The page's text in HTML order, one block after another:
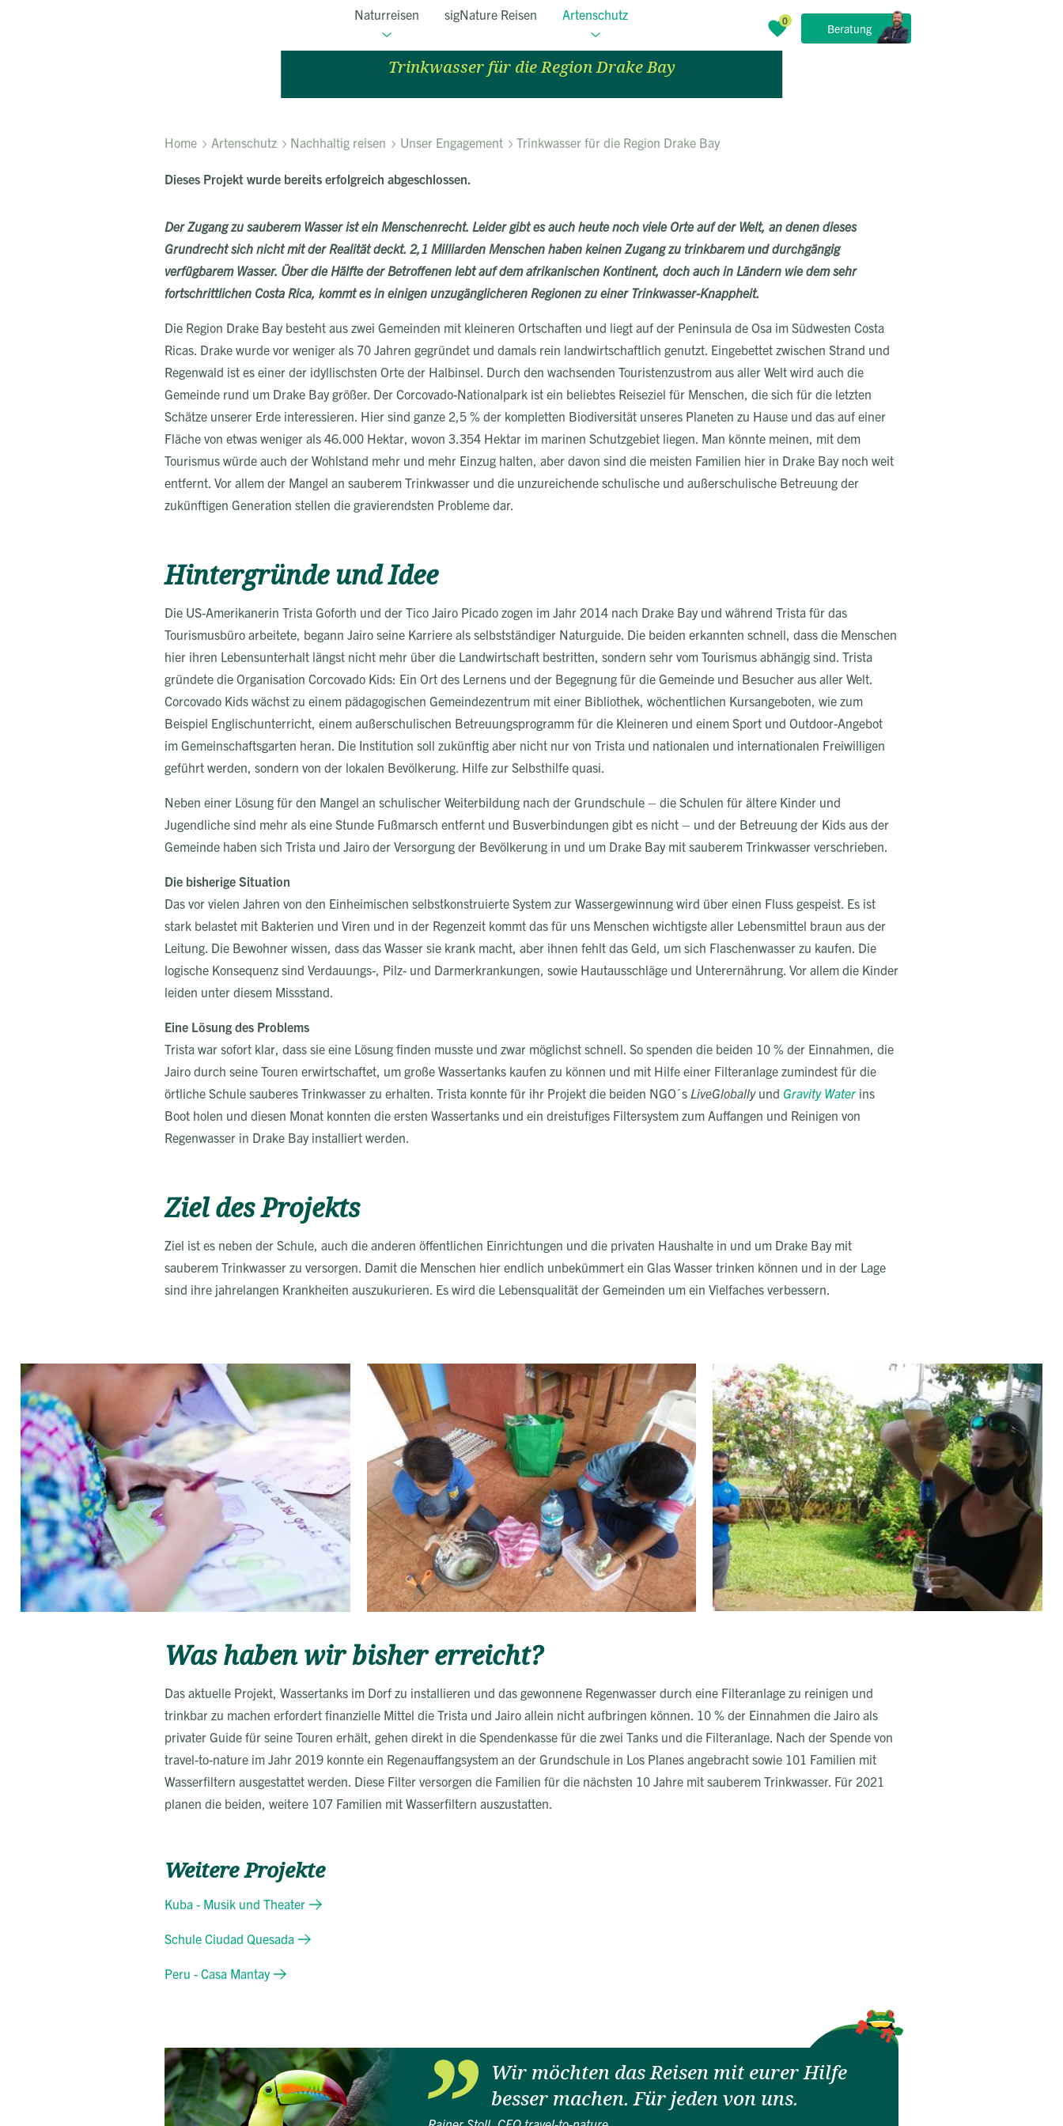
Beratung
Naturreisen sigNature Reisen Artenschutz
Corcovado Kids
Trinkwasser für die Region Drake Bay
Home Artenschutz Nachhaltig reisen Unser Engagement Trinkwasser für die Region Drake Bay
Dieses Projekt wurde bereits erfolgreich abgeschlossen.
Der Zugang zu sauberem Wasser ist ein Menschenrecht. Leider gibt es auch heute noch viele Orte auf der Welt, an denen dieses
Grundrecht sich nicht mit der Realität deckt. 2,1 Milliarden Menschen haben keinen Zugang zu trinkbarem und durchgängig
verfügbarem Wasser. Über die Hälfte der Betroffenen lebt auf dem afrikanischen Kontinent, doch auch in Ländern wie dem sehr
fortschrittlichen Costa Rica, kommt es in einigen unzugänglicheren Regionen zu einer Trinkwasser-Knappheit.
Die Region Drake Bay besteht aus zwei Gemeinden mit kleineren Ortschaften und liegt auf der Peninsula de Osa im Südwesten Costa
Ricas. Drake wurde vor weniger als 70 Jahren gegründet und damals rein landwirtschaftlich genutzt. Eingebettet zwischen Strand und
Regenwald ist es einer der idyllischsten Orte der Halbinsel. Durch den wachsenden Touristenzustrom aus aller Welt wird auch die
Gemeinde rund um Drake Bay größer. Der Corcovado-Nationalpark ist ein beliebtes Reiseziel für Menschen, die sich für die letzten
Schätze unserer Erde interessieren. Hier sind ganze 2,5 % der kompletten Biodiversität unseres Planeten zu Hause und das auf einer
Fläche von etwas weniger als 46.000 Hektar, wovon 3.354 Hektar im marinen Schutzgebiet liegen. Man könnte meinen, mit dem
Tourismus würde auch der Wohlstand mehr und mehr Einzug halten, aber davon sind die meisten Familien hier in Drake Bay noch weit
entfernt. Vor allem der Mangel an sauberem Trinkwasser und die unzureichende schulische und außerschulische Betreuung der
zukünftigen Generation stellen die gravierendsten Probleme dar.
Hintergründe und Idee
Die US-Amerikanerin Trista Goforth und der Tico Jairo Picado zogen im Jahr 2014 nach Drake Bay und während Trista für das
Tourismusbüro arbeitete, begann Jairo seine Karriere als selbstständiger Naturguide. Die beiden erkannten schnell, dass die Menschen
hier ihren Lebensunterhalt längst nicht mehr über die Landwirtschaft bestritten, sondern sehr vom Tourismus abhängig sind. Trista
gründete die Organisation Corcovado Kids: Ein Ort des Lernens und der Begegnung für die Gemeinde und Besucher aus aller Welt.
Corcovado Kids wächst zu einem pädagogischen Gemeindezentrum mit einer Bibliothek, wöchentlichen Kursangeboten, wie zum
Beispiel Englischunterricht, einem außerschulischen Betreuungsprogramm für die Kleineren und einem Sport und Outdoor-Angebot
im Gemeinschaftsgarten heran. Die Institution soll zukünftig aber nicht nur von Trista und nationalen und internationalen Freiwilligen
geführt werden, sondern von der lokalen Bevölkerung. Hilfe zur Selbsthilfe quasi.
Neben einer Lösung für den Mangel an schulischer Weiterbildung nach der Grundschule – die Schulen für ältere Kinder und
Jugendliche sind mehr als eine Stunde Fußmarsch entfernt und Busverbindungen gibt es nicht – und der Betreuung der Kids aus der
Gemeinde haben sich Trista und Jairo der Versorgung der Bevölkerung in und um Drake Bay mit sauberem Trinkwasser verschrieben.
Die bisherige Situation
Das vor vielen Jahren von den Einheimischen selbstkonstruierte System zur Wassergewinnung wird über einen Fluss gespeist. Es ist
stark belastet mit Bakterien und Viren und in der Regenzeit kommt das für uns Menschen wichtigste aller Lebensmittel braun aus der
Leitung. Die Bewohner wissen, dass das Wasser sie krank macht, aber ihnen fehlt das Geld, um sich Flaschenwasser zu kaufen. Die
logische Konsequenz sind Verdauungs-, Pilz- und Darmerkrankungen, sowie Hautausschläge und Unterernährung. Vor allem die Kinder
leiden unter diesem Missstand.
Eine Lösung des Problems
Trista war sofort klar, dass sie eine Lösung finden musste und zwar möglichst schnell. So spenden die beiden 10 % der Einnahmen, die
Jairo durch seine Touren erwirtschaftet, um große Wassertanks kaufen zu können und mit Hilfe einer Filteranlage zumindest für die
örtliche Schule sauberes Trinkwasser zu erhalten. Trista konnte für ihr Projekt die beiden NGO´s LiveGloballyund Gravity Water ins
Boot holen und diesen Monat konnten die ersten Wassertanks und ein dreistufiges Filtersystem zum Auffangen und Reinigen von
Regenwasser in Drake Bay installiert werden.
Ziel des Projekts
Ziel ist es neben der Schule, auch die anderen öffentlichen Einrichtungen und die privaten Haushalte in und um Drake Bay mit
sauberem Trinkwasser zu versorgen. Damit die Menschen hier endlich unbekümmert ein Glas Wasser trinken können und in der Lage
sind ihre jahrelangen Krankheiten auszukurieren. Es wird die Lebensqualität der Gemeinden um ein Vielfaches verbessern.
Was haben wir bisher erreicht?
Das aktuelle Projekt, Wassertanks im Dorf zu installieren und das gewonnene Regenwasser durch eine Filteranlage zu reinigen und
trinkbar zu machen erfordert finanzielle Mittel die Trista und Jairo allein nicht aufbringen können. 10 % der Einnahmen die Jairo als
privater Guide für seine Touren erhält, gehen direkt in die Spendenkasse für die zwei Tanks und die Filteranlage. Nach der Spende von
travel-to-nature im Jahr 2019 konnte ein Regenauffangsystem an der Grundschule in Los Planes angebracht sowie 101 Familien mit
Wasserfiltern ausgestattet werden. Diese Filter versorgen die Familien für die nächsten 10 Jahre mit sauberem Trinkwasser. Für 2021
planen die beiden, weitere 107 Familien mit Wasserfiltern auszustatten.
Weitere Projekte
Kuba - Musik und Theater
Schule Ciudad Quesada
Peru - Casa Mantay
Wir möchten das Reisen mit eurer Hilfe
besser machen. Für jeden von uns.